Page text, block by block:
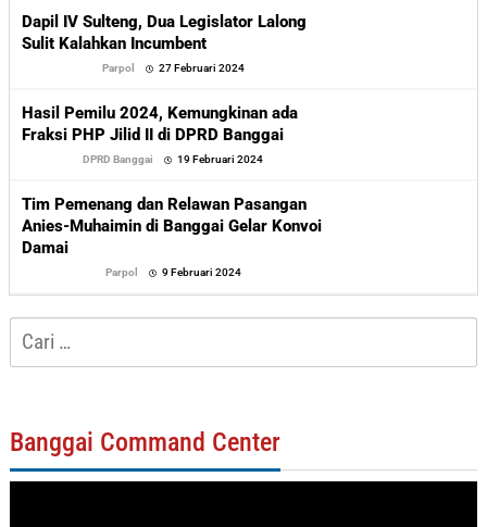
Dapil IV Sulteng, Dua Legislator Lalong
Sulit Kalahkan Incumbent
Parpol 27 Februari 2024
Hasil Pemilu 2024, Kemungkinan ada
Fraksi PHP Jilid II di DPRD Banggai
DPRD Banggai 19 Februari 2024
Tim Pemenang dan Relawan Pasangan
Anies-Muhaimin di Banggai Gelar Konvoi
Damai
Parpol 9 Februari 2024
Cari
untuk:
Banggai Command Center